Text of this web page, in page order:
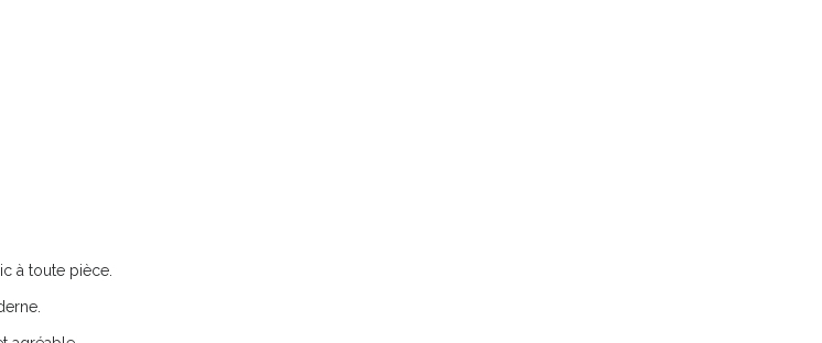
à toute pièce.